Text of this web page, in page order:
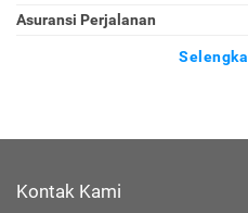
Asuransi Perjalanan
Kontak Kami